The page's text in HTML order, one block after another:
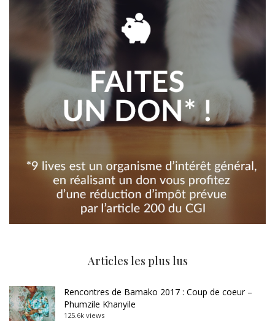
Articles les plus lus
Rencontres de Bamako 2017 : Coup de coeur –
Phumzile Khanyile
125.6k views